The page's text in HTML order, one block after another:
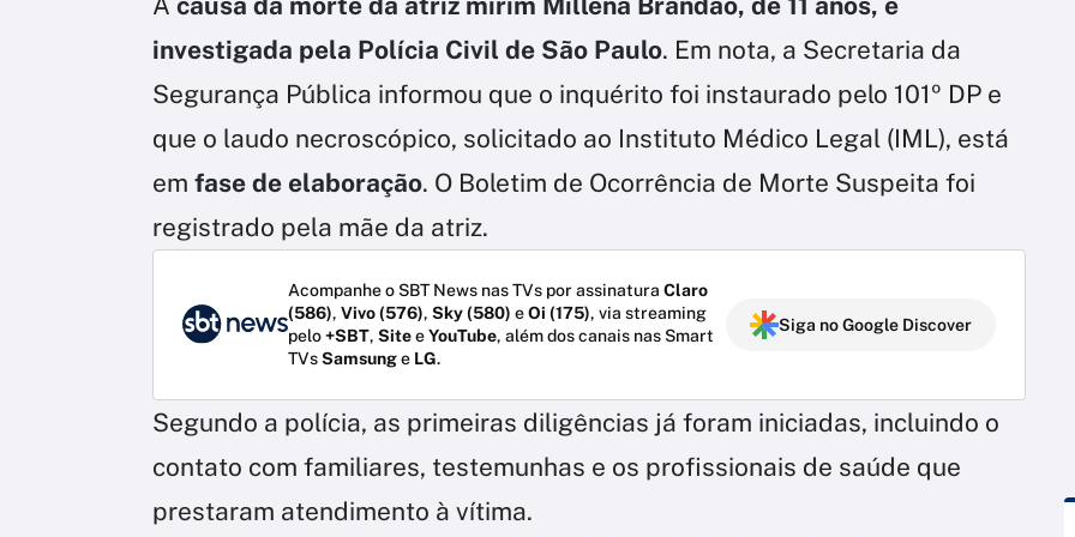
investigada pela Polícia Civil de São Paulo. Em nota, a Secretaria da
Segurança Pública informou que o inquérito foi instaurado pelo 101º DP e
que o laudo necroscópico, solicitado ao Instituto Médico Legal (IML), está
em fase de elaboração. O Boletim de Ocorrência de Morte Suspeita foi
registrado pela mãe da atriz.
Acompanhe o SBT News nas TVs por assinatura Claro
(586), Vivo (576), Sky (580) eOi (175), via streaming
pelo+SBT, SiteeYouTube, além dos canais nas Smart
TVsSamsunge LG.
Siga no Google Discover
Segundo a polícia, as primeiras diligências já foram iniciadas, incluindo o
contato com familiares, testemunhas e os profissionais de saúde que
prestaram atendimento à vítima.